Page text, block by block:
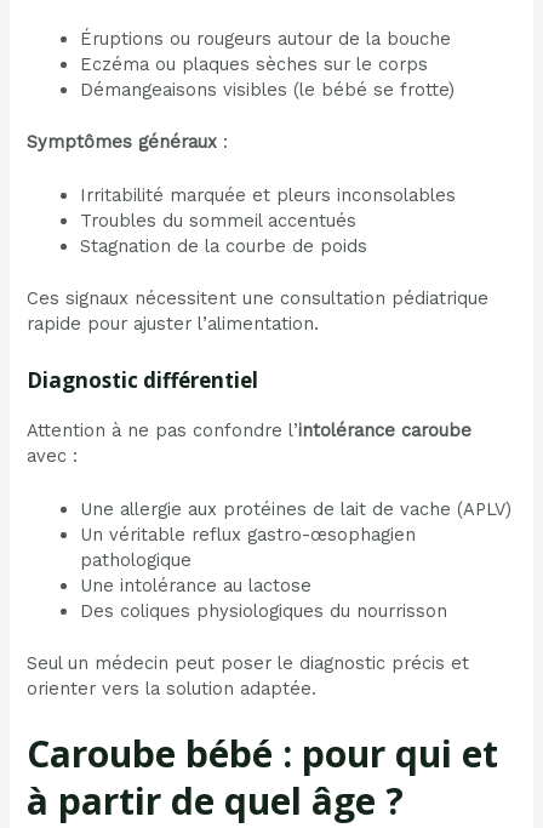
Éruptions ou rougeurs autour de la bouche
Eczéma ou plaques sèches sur le corps
Démangeaisons visibles (le bébé se frotte)
Symptômes généraux :
Irritabilité marquée et pleurs inconsolables
Troubles du sommeil accentués
Stagnation de la courbe de poids
Ces signaux nécessitent une consultation pédiatrique
rapide pour ajuster l’alimentation.
Diagnostic différentiel
Attention à ne pas confondre l’intolérance caroube
avec :
Une allergie aux protéines de lait de vache (APLV)
Un véritable reflux gastro-œsophagien
pathologique
Une intolérance au lactose
Des coliques physiologiques du nourrisson
Seul un médecin peut poser le diagnostic précis et
orienter vers la solution adaptée.
Caroube bébé : pour qui et
à partir de quel âge ?